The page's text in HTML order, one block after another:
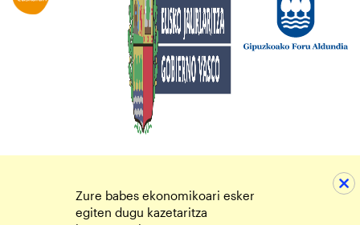
Zure babes ekonomikoari esker
egiten dugu kazetaritza